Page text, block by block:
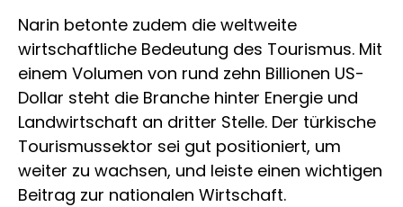
Narin betonte zudem die weltweite
wirtschaftliche Bedeutung des Tourismus. Mit
einem Volumen von rund zehn Billionen US-
Dollar steht die Branche hinter Energie und
Landwirtschaft an dritter Stelle. Der türkische
Tourismussektor sei gut positioniert, um
weiter zu wachsen, und leiste einen wichtigen
Beitrag zur nationalen Wirtschaft.